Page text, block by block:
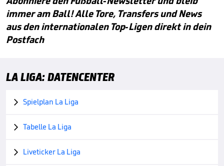
immer am Ball! Alle Tore, Transfers und News
aus den internationalen Top-Ligen direkt in dein
Postfach
LA LIGA: DATENCENTER
 Spielplan La Liga
 Tabelle La Liga
 Liveticker La Liga